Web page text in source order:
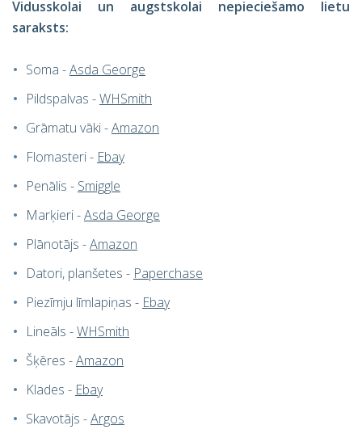
Vidusskolai un augstskolai nepieciešamo lietu
saraksts:
Soma -Asda George
Pildspalvas -WHSmith
Grāmatu vāki -Amazon
Flomasteri - Ebay
Penālis - Smiggle
Marķieri -Asda George
Plānotājs -Amazon
Datori, planšetes - Paperchase
Piezīmju līmlapiņas - Ebay
Lineāls -WHSmith
Šķēres -Amazon
Klades - Ebay
Skavotājs -Argos